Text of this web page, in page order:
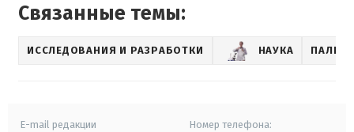
Связанные темы:
ИССЛЕДОВАНИЯ И РАЗРАБОТКИ НАУКА
E-mail редакции Номер телефона: